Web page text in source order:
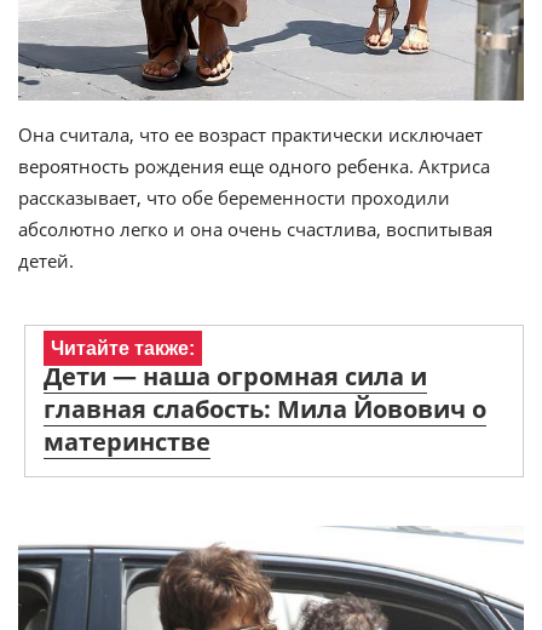
Она считала, что ее возраст практически исключает
вероятность рождения еще одного ребенка. Актриса
рассказывает, что обе беременности проходили
абсолютно легко и она очень счастлива, воспитывая
детей.
Читайте также:
Дети — наша огромная сила и
главная слабость: Мила Йовович о
материнстве